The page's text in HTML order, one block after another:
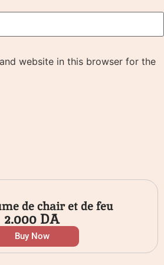
website in this browser for the
de chair et de feu
2.000DA
Buy Now